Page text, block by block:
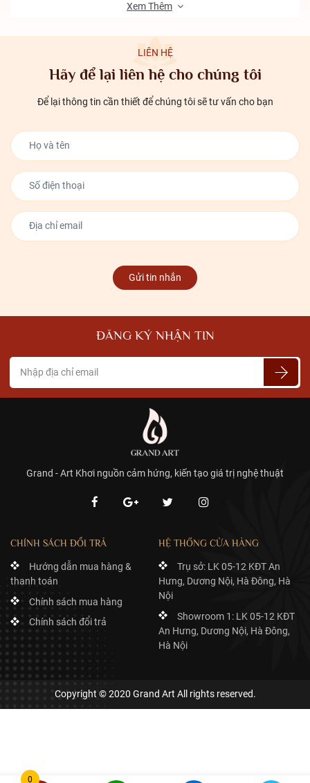
Grand Art là đơn vị chuyên trực tiếp đúc, sản xuất, phân phối các dòng
tượng chân dung, đầu tượng, tượng bán thân chất liệu thạch cao,
Grand Art cung cấp các dòng tượng chân
dung, tượng bán thân, đầu tượng nào?
1- Tượng phong cách Phục Hưng, Hy Lạp, Châu Âu
Là những mẫu tượng được tạo dựng theo những bức tượng gốc
hay thời kỳ Hy Lạp, La Mã cổ đại. Điển hình là các mẫu đầu tượng
David, đầu tượng thần Apollo, thần Vệ Nữ Venus, tượng thần thoại
Xem Thêm
LIÊN HỆ
Hãy để lại liên hệ cho chúng tôi
Để lại thông tin cần thiết để chúng tôi sẽ tư vấn cho bạn
Gửi tin nhắn
ĐĂNG KÝ NHẬN TIN
Grand - Art Khơi nguồn cảm hứng, kiến tạo giá trị nghệ thuật
CHÍNH SÁCH ĐỔI TRẢ
Hướng dẫn mua hàng &
thanh toán
Chính sách mua hàng
Chính sách đổi trả
HỆ THỐNG CỬA HÀNG
Trụ sở: LK 05-12 KĐT An
Hưng, Dương Nội, Hà Đông, Hà
Nội
Showroom 1: LK 05-12 KĐT
An Hưng, Dương Nội, Hà Đông,
Hà Nội
Copyright © 2020 Grand Art All rights reserved.
0